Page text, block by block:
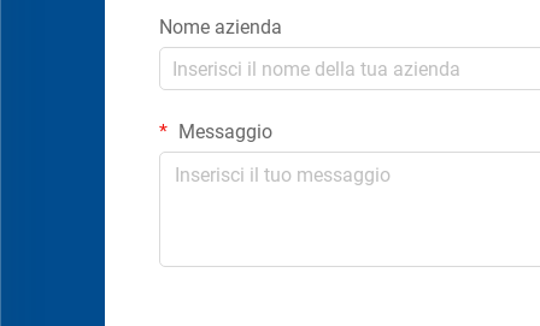
Nome azienda
Messaggio